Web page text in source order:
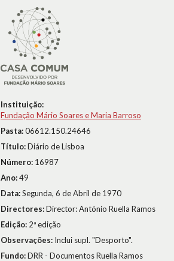
Instituição:
Fundação Mário Soares e Maria Barroso
Pasta:06612.150.24646
Título:Diário de Lisboa
Número: 16987
Ano:49
Data:Segunda, 6 de Abril de 1970
Directores:Director: António Ruella Ramos
Edição: 2ª edição
Observações: Inclui supl. "Desporto".
Fundo:DRR - Documentos Ruella Ramos